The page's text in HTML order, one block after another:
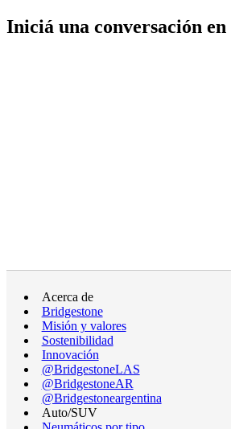
Iniciá una conversación en
Acerca de
Bridgestone
Misión y valores
Sostenibilidad
Innovación
@BridgestoneLAS
@BridgestoneAR
@Bridgestoneargentina
Auto/SUV